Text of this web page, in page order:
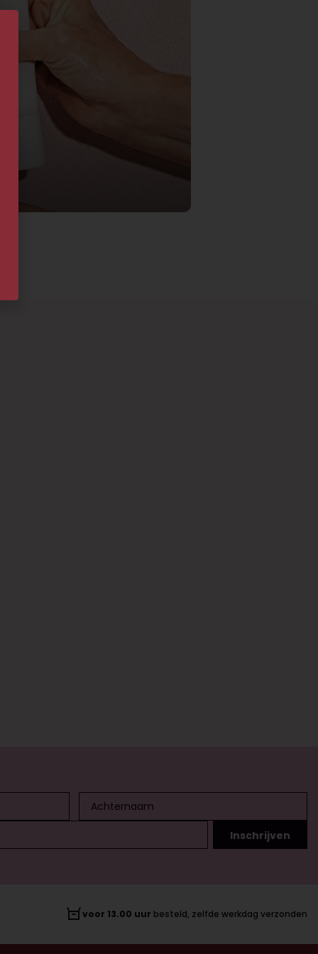
voor 13.00 uur besteld, zelfde werkdag verzonden